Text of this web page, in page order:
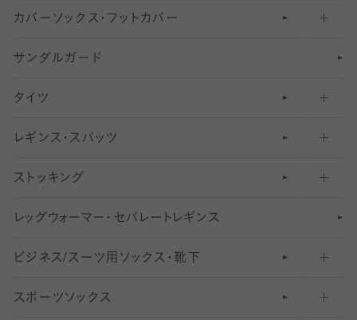
五本指ソックス・靴下
足袋ソックス・靴下
無地・プレーンソックス・靴下
柄ソックス・靴下
スニーカー（くるぶし）用ソックス
アンクル・ショートソックス（くるぶし上）
クルーソックス（ふくらはぎ下）
ハイソックス
カバーソックス・フットカバー
フットカバー・カバーソックス（深め）
フットカバー・カバーソックス（ふつう）
フットカバー・カバーソックス（浅め）
サンダルガード
タイツ
30デニール以下のタイツ（薄手タイツ）
31〜40デニールタイツ
41〜60デニールタイツ
61〜80デニールタイツ
81 〜110デニールタイツ
レギンス・スパッツ
柄レギンス
無地レギンス
レギンスパンツ（レギパン）
マタニティレギンス
ストッキング
伝線しにくいストッキング
ショートストッキング
結婚式用ストッキング
レッ グ ウォー マー ・ セパレー ト レ ギンス
ビジネス/スーツ用 ソックス・靴下
匠シリーズ
スポーツソックス